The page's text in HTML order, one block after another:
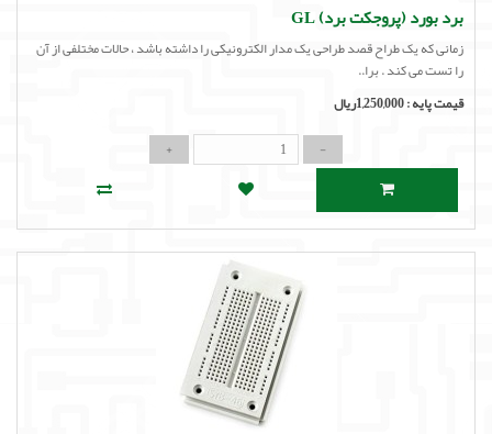
برد بورد (پروجکت برد) GL
زمانی که یک طراح قصد طراحی یک مدار الکترونیکی را داشته باشد ، حالات مختلفی از آن
را تست می کند . برا..
قیمت پایه :1,250,000ریال